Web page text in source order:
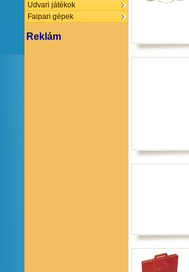
Udvari játékok
Faipari gépek
Reklám